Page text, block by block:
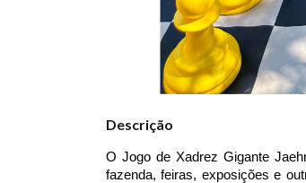
Descrição
O Jogo de Xadrez Gigante
fazenda, feiras, exposições e